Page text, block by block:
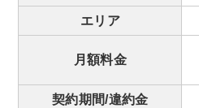
エリア
月額料金
契約期間/違約金